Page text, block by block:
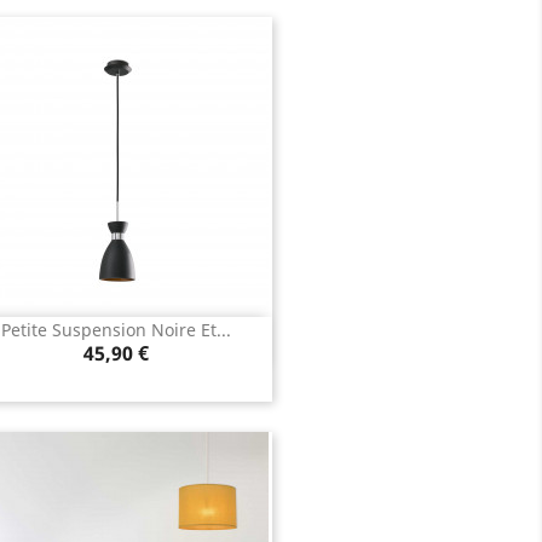
Petite Suspension Noire Et...
Prix
45,90 €
Aperçu rapide